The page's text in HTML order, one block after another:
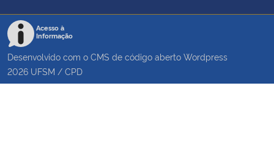
Acesso à
Informação
Desenvolvido com o CMS de código aberto Wordpress
2026 UFSM / CPD